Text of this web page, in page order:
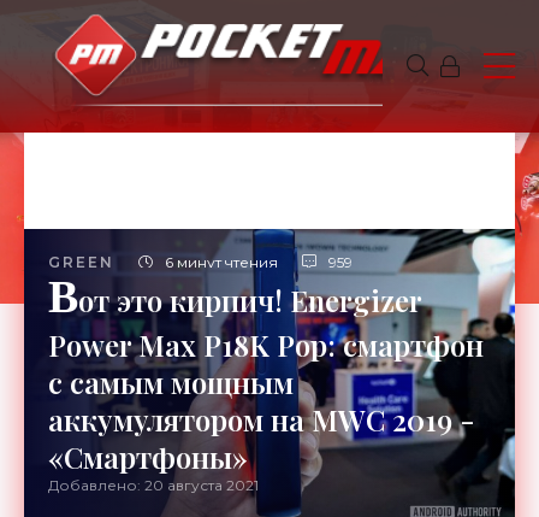
GREEN 6 минут чтения 959
Вот это кирпич! Energizer
Power Max P18K Pop: смартфон
с самым мощным
аккумулятором на MWC 2019 -
«Смартфоны»
Добавлено: 20 августа 2021